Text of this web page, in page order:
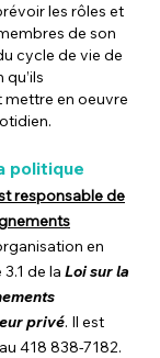
les rôles et
de son
cycle de vie de
en oeuvre
politique
responsable de
en
de la Loi sur la
privé. Il est
418 838-7182.